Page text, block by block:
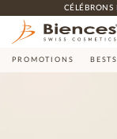
PROMOTIONS